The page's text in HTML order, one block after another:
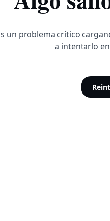
un problema crítico
a intentarlo